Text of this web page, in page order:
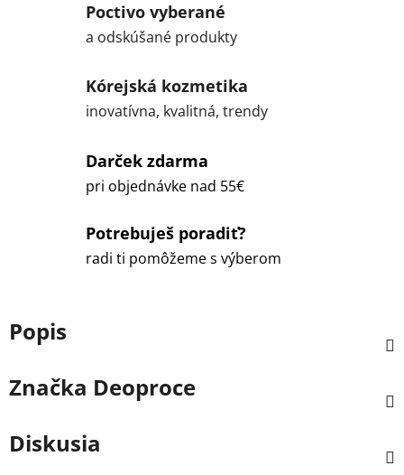
Poctivo vyberané
a odskúšané produkty
Kórejská kozmetika
inovatívna, kvalitná, trendy
Darček zdarma
pri objednávke nad 55€
Potrebuješ poradiť?
radi ti pomôžeme s výberom
Popis
Značka Deoproce
Diskusia